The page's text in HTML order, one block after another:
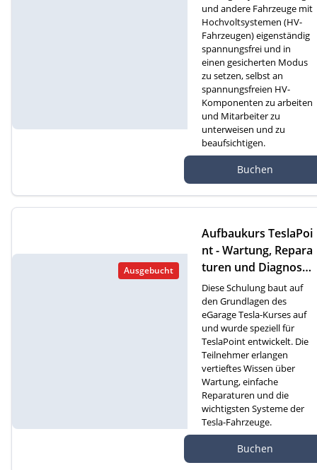
und andere Fahrzeuge mit
Hochvoltsystemen (HV-
Fahrzeugen) eigenständig
spannungsfrei und in
einen gesicherten Modus
zu setzen, selbst an
spannungsfreien HV-
Komponenten zu arbeiten
und Mitarbeiter zu
unterweisen und zu
beaufsichtigen.
atte 1D, 6260 Reiden
Buchen
Ausgebucht
Aufbaukurs TeslaPoi
nt - Wartung, Repara
turen und Diagnose
an Tesla-Fahrzeugen
(D)
Diese Schulung baut auf
den Grundlagen des
eGarage Tesla-Kurses auf
und wurde speziell für
TeslaPoint entwickelt. Die
Teilnehmer erlangen
vertieftes Wissen über
Wartung, einfache
Reparaturen und die
wichtigsten Systeme der
Tesla-Fahrzeuge.
atte 1D, 6260 Reiden
Buchen